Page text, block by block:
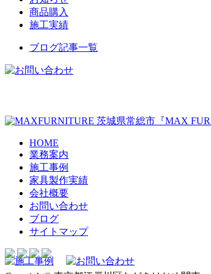
商品購入
施工実績
ブログ記事一覧
茨城県常総市『MAX
HOME
業務案内
施工事例
家具製作実績
会社概要
お問い合わせ
ブログ
サイトマップ